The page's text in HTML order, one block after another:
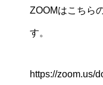
ZOOMはこちら
す。
https://zoom.us/